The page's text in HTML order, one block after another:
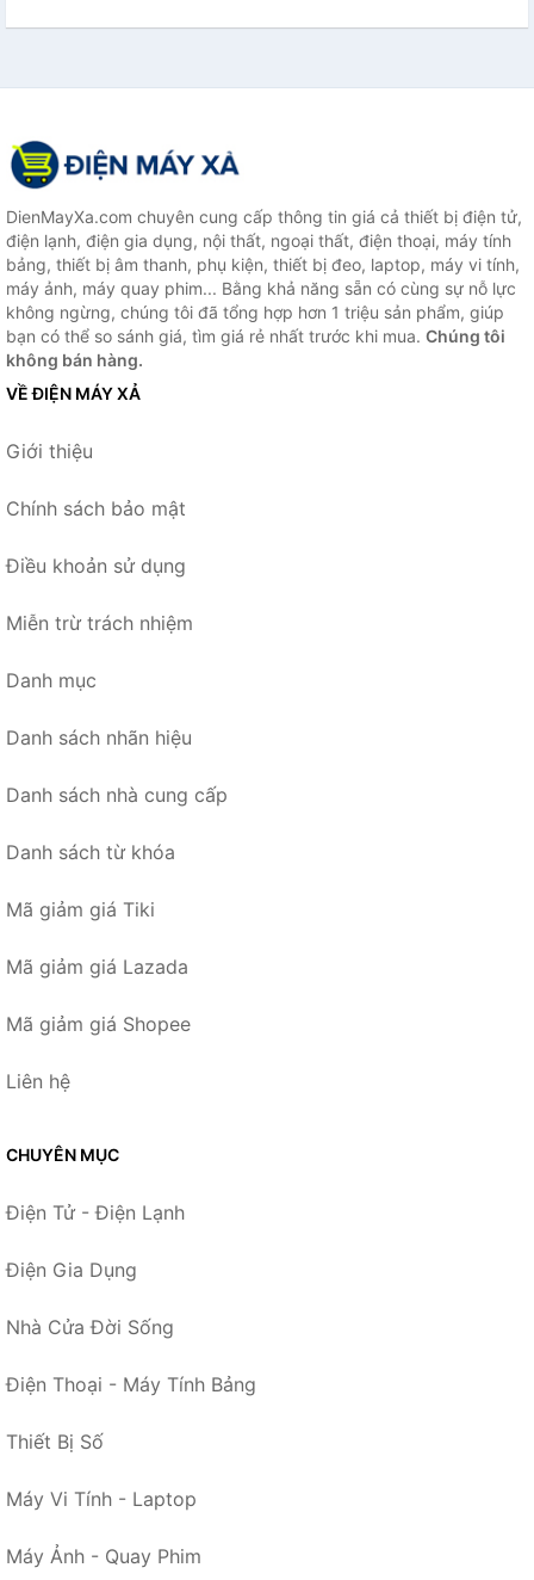
DienMayXa.com chuyên cung cấp thông tin giá cả thiết bị điện tử,
điện lạnh, điện gia dụng, nội thất, ngoại thất, điện thoại, máy tính
bảng, thiết bị âm thanh, phụ kiện, thiết bị đeo, laptop, máy vi tính,
máy ảnh, máy quay phim... Bằng khả năng sẵn có cùng sự nỗ lực
không ngừng, chúng tôi đã tổng hợp hơn 1 triệu sản phẩm, giúp
bạn có thể so sánh giá, tìm giá rẻ nhất trước khi mua. Chúng tôi
không bán hàng.
VỀ ĐIỆN MÁY XẢ
Giới thiệu
Chính sách bảo mật
Điều khoản sử dụng
Miễn trừ trách nhiệm
Danh mục
Danh sách nhãn hiệu
Danh sách nhà cung cấp
Danh sách từ khóa
Mã giảm giá Tiki
Mã giảm giá Lazada
Mã giảm giá Shopee
Liên hệ
CHUYÊN MỤC
Điện Tử - Điện Lạnh
Điện Gia Dụng
Nhà Cửa Đời Sống
Điện Thoại - Máy Tính Bảng
Thiết Bị Số
Máy Vi Tính - Laptop
Máy Ảnh - Quay Phim